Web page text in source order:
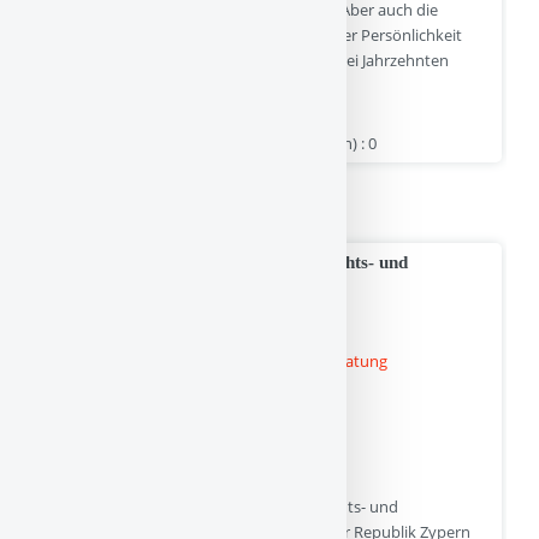
werden bei uns auf ihre Kosten kommen. Aber auch die
Menschen, die Kampfsport zur Bildung ihrer Persönlichkeit
erlernen möchten, unterrichten wir seit zwei Jahrzehnten
taekyon-remscheid.de | Hits : 1 | Stimme(n) : 0
Zypern Limited Deutschsprachige Rechts- und
Rechtssicher durch deutschsprachige Rechts- und
Steuerberatung in Zypern eine Firma in der Republik Zypern